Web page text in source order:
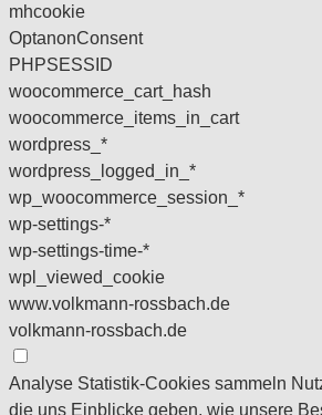
mhcookie
OptanonConsent
PHPSESSID
woocommerce_cart_hash
woocommerce_items_in_cart
wordpress_*
wordpress_logged_in_*
wp_woocommerce_session_*
wp-settings-*
wp-settings-time-*
wpl_viewed_cookie
www.volkmann-rossbach.de
volkmann-rossbach.de
Analyse Statistik-Cookies sammeln
die uns Einblicke geben, wie unsere